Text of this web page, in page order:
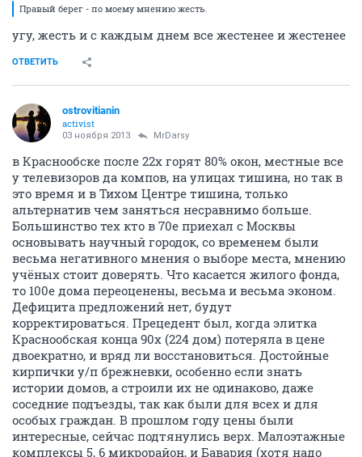
Правый берег - по моему мнению жесть.
угу, жесть и с каждым днем все жестенее и жестенее
ОТВЕТИТЬ
ostrovitianin
activist
03 ноября 2013 MrDarsy
в Краснообске после 22х горят 80% окон, местные все
у телевизоров да компов, на улицах тишина, но так в
это время и в Тихом Центре тишина, только
альтернатив чем заняться несравнимо больше.
Большинство тех кто в 70е приехал с Москвы
основывать научный городок, со временем были
весьма негативного мнения о выборе места, мнению
учёных стоит доверять. Что касается жилого фонда,
то 100е дома переоценены, весьма и весьма эконом.
Дефицита предложений нет, будут
корректироваться. Прецедент был, когда элитка
Краснообская конца 90х (224 дом) потеряла в цене
двоекратно, и вряд ли восстановиться. Достойные
кирпички у/п брежневки, особенно если знать
истории домов, а строили их не одинаково, даже
соседние подъезды, так как были для всех и для
особых граждан. В прошлом году цены были
интересные, сейчас подтянулись верх. Малоэтажные
комплексы 5, 6 микрорайон, и Бавария (хотя надо